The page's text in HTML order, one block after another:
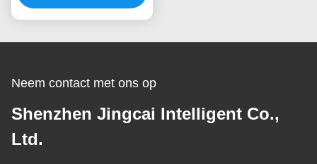
Ssd1963 van 7 Duimtft
Neem contact met ons op
Shenzhen Jingcai Intelligent Co.,
Ltd.